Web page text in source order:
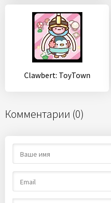
Clawbert: ToyTown
Комментарии (0)